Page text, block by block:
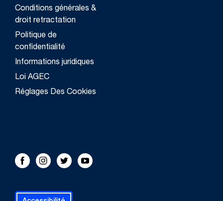
Conditions générales &
droit retractation
Politique de
confidentialité
Informations juridiques
Loi AGEC
Réglages Des Cookies
FOLLOW US!
FacebookInstagram
TwitterYoutube